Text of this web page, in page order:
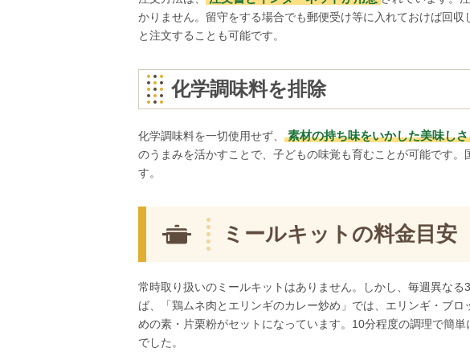
かりません。留守をする場合でも郵便受け等に入れておけば回
と注文することも可能です。
化学調味料を排除
化学調味料を一切使用せず、 素材の持ち味をいかした美味し
のうまみを活かすことで、子どもの味覚も育むことが可能です
す。
ミールキットの料金目安
常時取り扱いのミールキットはありません。しかし、毎週異な
ば、「鶏ムネ肉とエリンギのカレー炒め」では、エリンギ・ブ
めの素・片栗粉がセットになっています。10分程度の調理で簡
でした。